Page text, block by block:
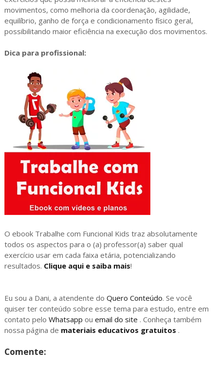
movimentos, como melhoria da coordenação, agilidade,
equilíbrio, ganho de força e condicionamento físico geral,
possibilitando maior eficiência na execução dos movimentos.
Dica para profissional:
O ebook Trabalhe com Funcional Kids traz absolutamente
todos os aspectos para o (a) professor(a) saber qual
exercício usar em cada faixa etária, potencializando
resultados. Clique aqui e saiba mais!
Eu sou a Dani, a atendente do Quero Conteúdo. Se você
quiser ter conteúdo sobre esse tema para estudo, entre em
contato pelo Whatsapp ou email do site . Conheça também
nossa página de materiais educativos gratuitos .
Comente: